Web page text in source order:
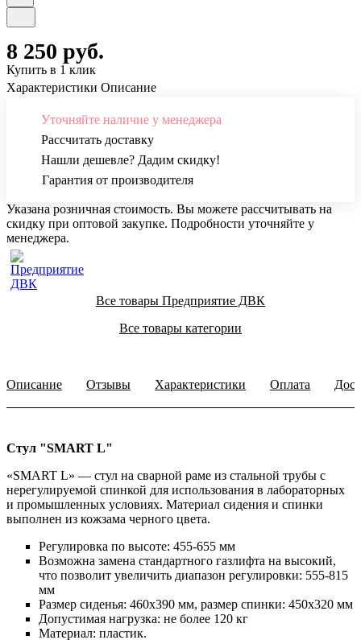
8 250 руб.
Купить в 1 клик
Характеристики Описание
Уточняйте наличие у менеджера
Рассчитать доставку
Нашли дешевле? Дадим скидку!
Гарантия от производителя
Указана розничная стоимость. Вы можете рассчитывать на
скидку при оптовой закупке. Подробности уточняйте у
менеджера.
Все товары Предприятие ДВК
Все товары категории
Описание Отзывы Характеристики Оплата
Стул "SMART L"
«SMART L» — стул на сварной раме из стальной трубы с
нерегулируемой спинкой для использования в лабораторных
и промышленных условиях. Материал сидения и спинки
выполнен из кожзама черного цвета.
Регулировка по высоте: 455-655 мм
Возможна замена стандартного газлифта на высокий,
что позволит увеличить диапазон регулировки: 555-815
мм
Размер сиденья: 460x390 мм, размер спинки: 450x320 мм
Допустимая нагрузка: не более 120 кг
Материал: пластик.